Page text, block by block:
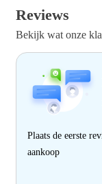
Reviews
Bekijk wat onze
Plaats de eerste
aankoop